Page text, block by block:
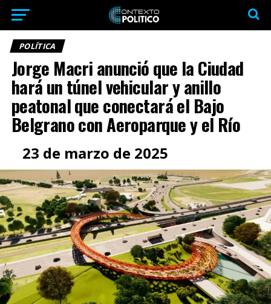
POLÍTICA
Jorge Macri anunció que la Ciudad
hará un túnel vehicular y anillo
peatonal que conectará el Bajo
Belgrano con Aeroparque y el Río
23 de marzo de 2025